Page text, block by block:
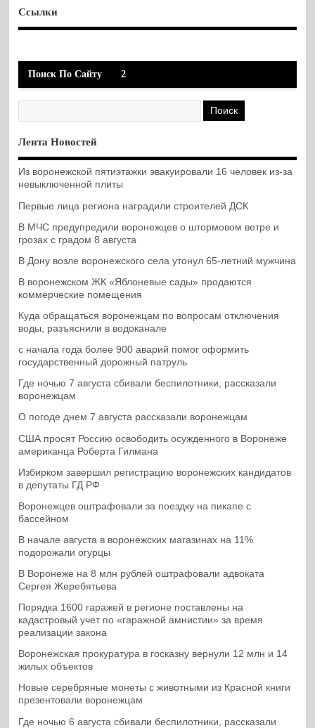
Ссылки
Поиск По Сайту 2
Лента Новостей
Из воронежской пятиэтажки эвакуировали 16 человек из-за
невыключенной плиты
Первые лица региона наградили строителей ДСК
В МЧС предупредили воронежцев о штормовом ветре и
грозах с градом 8 августа
В Дону возле воронежского села утонул 65-летний мужчина
В воронежском ЖК «Яблоневые сады» продаются
коммерческие помещения
Куда обращаться воронежцам по вопросам отключения
воды, разъяснили в водоканале
с начала года более 900 аварий помог оформить
государственный дорожный патруль
Где ночью 7 августа сбивали беспилотники, рассказали
воронежцам
О погоде днем 7 августа рассказали воронежцам
США просят Россию освободить осужденного в Воронеже
американца Роберта Гилмана
Избирком завершил регистрацию воронежских кандидатов
в депутаты ГД РФ
Воронежцев оштрафовали за поездку на пикапе с
бассейном
В начале августа в воронежских магазинах на 11%
подорожали огурцы
В Воронеже на 8 млн рублей оштрафовали адвоката
Сергея Жеребятьева
Порядка 1600 гаражей в регионе поставлены на
кадастровый учет по «гаражной амнистии» за время
реализации закона
Воронежская прокуратура в госказну вернули 12 млн и 14
жилых объектов
Новые серебряные монеты с животными из Красной книги
презентовали воронежцам
Где ночью 6 августа сбивали беспилотники, рассказали